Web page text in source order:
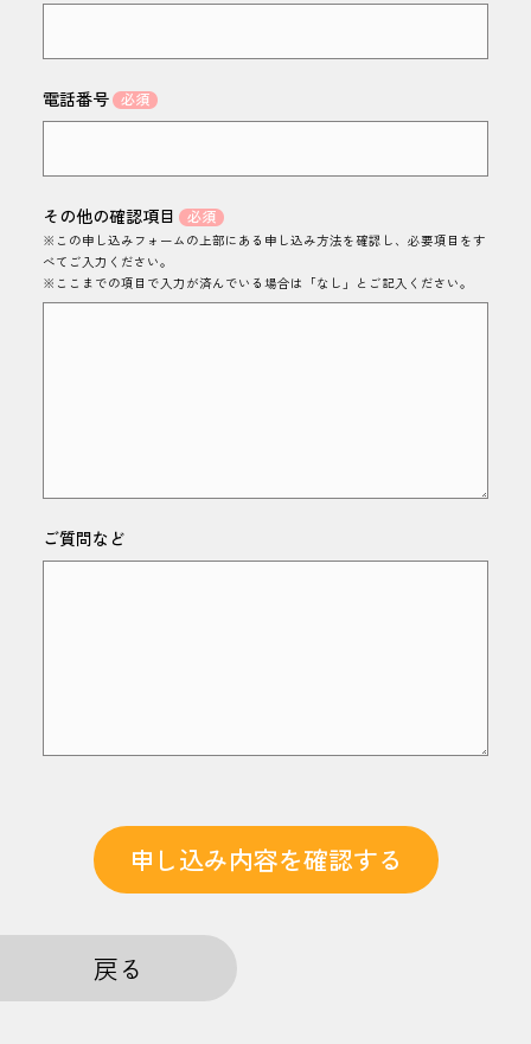
電話番号
その他の確認項目
※この申し込みフォームの上部にある申し込み方法を確認し、必要項目をす
べてご入力ください。
※ここまでの項目で入力が済んでいる場合は「なし」とご記入ください。
ご質問など
申し込み内容を確認する
戻る